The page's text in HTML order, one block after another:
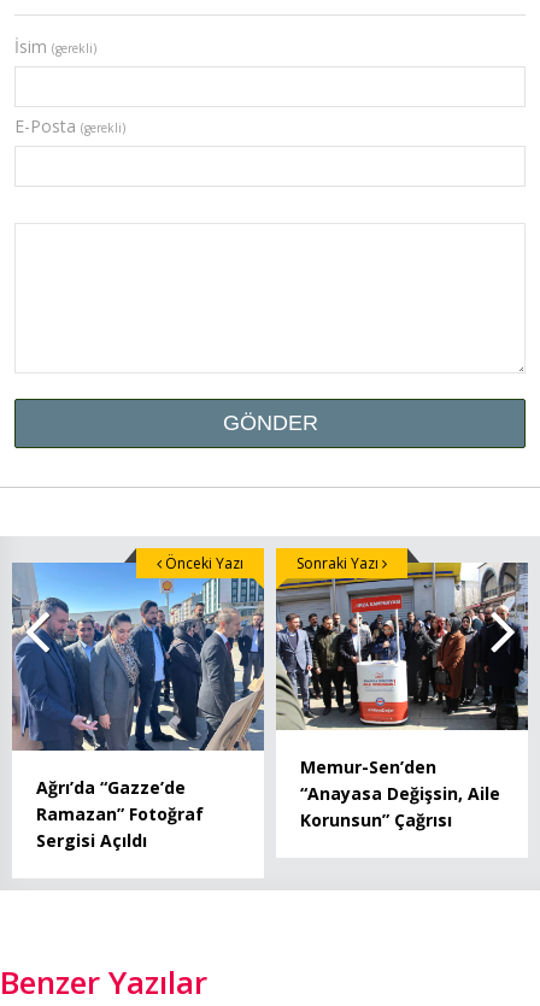
İsim (gerekli)
E-Posta (gerekli)
Ağrı’da “Gazze’de
Ramazan” Fotoğraf
Sergisi Açıldı
Önceki Yazı
Memur-Sen’den
“Anayasa Değişsin, Aile
Korunsun” Çağrısı
Sonraki Yazı
Benzer Yazılar